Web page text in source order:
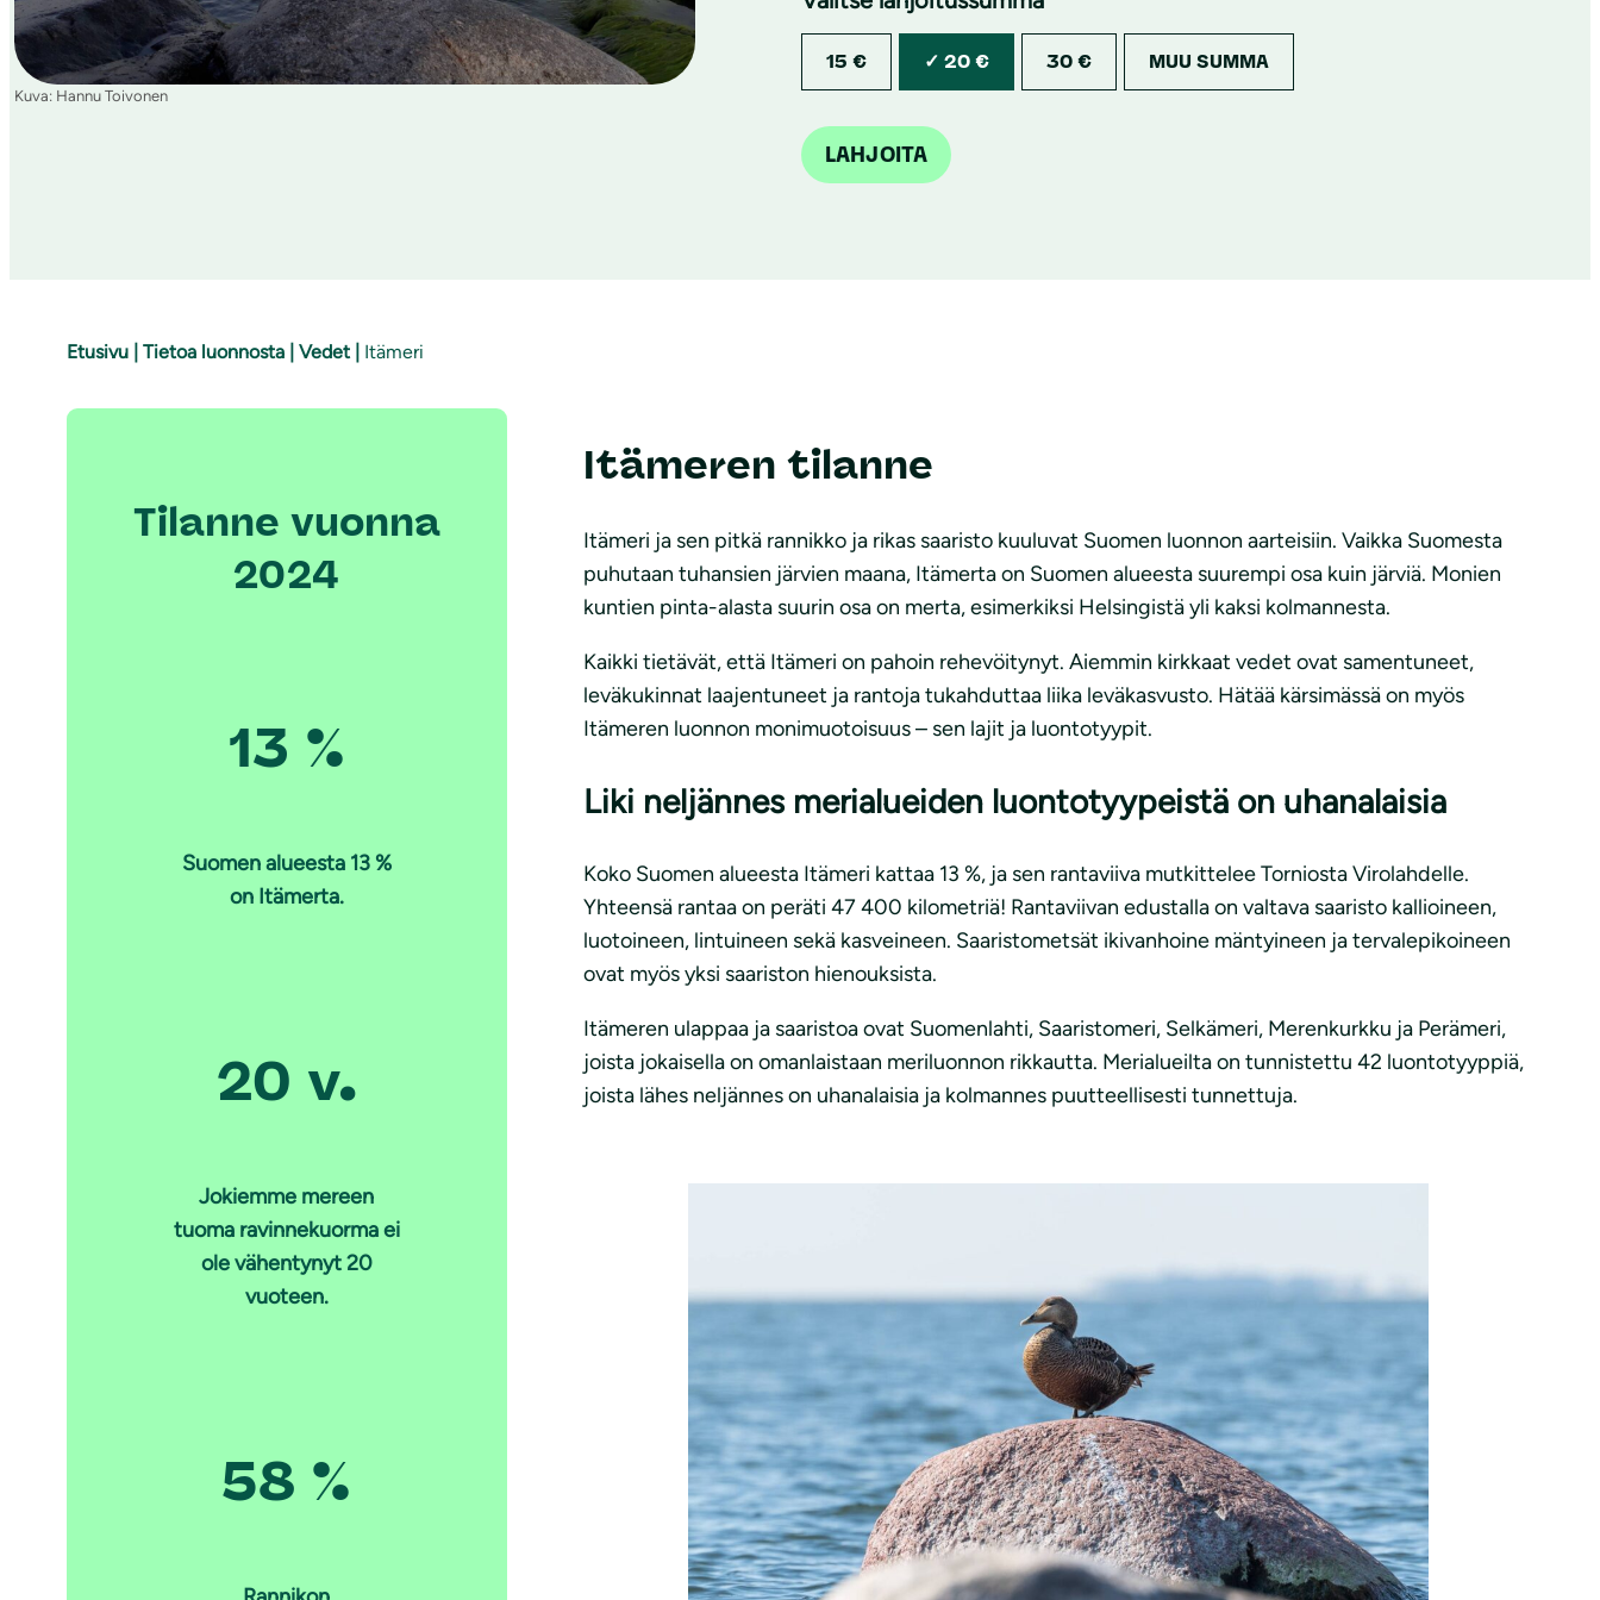
i
Kuva: Hannu Toivonen
15 € 20 € 30 € MUU SUMMA
LAHJOITA
Etusivu Tietoa luonnosta Vedet Itämeri
Tilanne vuonna
2024
13 %
Suomen alueesta 13 %
on Itämerta.
20 v.
Jokiemme mereen
tuoma ravinnekuorma ei
ole vähentynyt 20
vuoteen.
58 %
Itämeren tilanne
Itämeri ja sen pitkä rannikko ja rikas saaristo kuuluvat Suomen luonnon aarteisiin. Vaikka Suomesta
puhutaan tuhansien järvien maana, Itämerta on Suomen alueesta suurempi osa kuin järviä. Monien
kuntien pinta-alasta suurin osa on merta, esimerkiksi Helsingistä yli kaksi kolmannesta.
Kaikki tietävät, että Itämeri on pahoin rehevöitynyt. Aiemmin kirkkaat vedet ovat samentuneet,
leväkukinnat laajentuneet ja rantoja tukahduttaa liika leväkasvusto. Hätää kärsimässä on myös
Itämeren luonnon monimuotoisuus – sen lajit ja luontotyypit.
Liki neljännes merialueiden luontotyypeistä on uhanalaisia
Koko Suomen alueesta Itämeri kattaa 13 %, ja sen rantaviiva mutkittelee Torniosta Virolahdelle.
Yhteensä rantaa on peräti 47 400 kilometriä! Rantaviivan edustalla on valtava saaristo kallioineen,
luotoineen, lintuineen sekä kasveineen. Saaristometsät ikivanhoine mäntyineen ja tervalepikoineen
ovat myös yksi saariston hienouksista.
Itämeren ulappaa ja saaristoa ovat Suomenlahti, Saaristomeri, Selkämeri, Merenkurkku ja Perämeri,
joista jokaisella on omanlaistaan meriluonnon rikkautta. Merialueilta on tunnistettu 42 luontotyyppiä,
joista lähes neljännes on uhanalaisia ja kolmannes puutteellisesti tunnettuja.